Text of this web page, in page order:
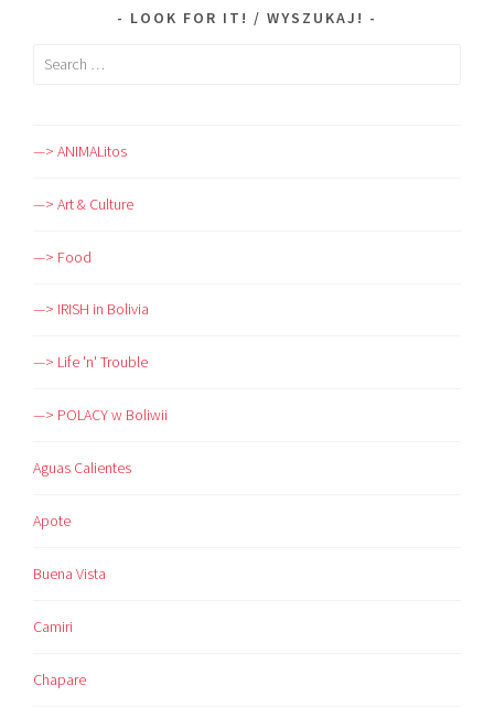
LOOK FOR IT! / WYSZUKAJ!
Search
—> ANIMALitos
—> Art & Culture
—> Food
—> IRISH in Bolivia
—> Life 'n' Trouble
—> POLACY w Boliwii
Aguas Calientes
Apote
Buena Vista
Camiri
Chapare